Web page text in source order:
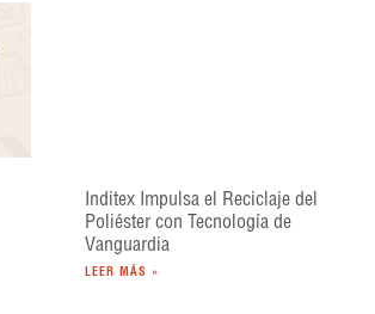
Inditex Impulsa el Reciclaje del
Poliéster con Tecnología de
Vanguardia
LEER MÁS »